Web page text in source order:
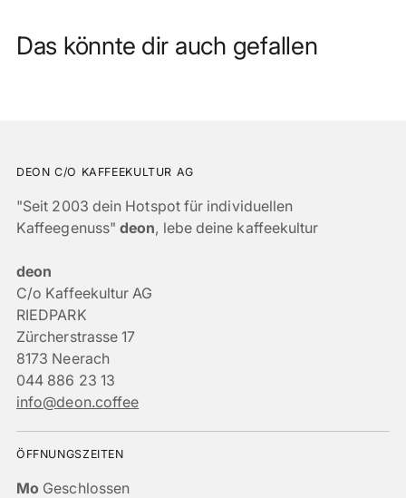
Das könnte dir auch gefallen
DEON C/O KAFFEEKULTUR AG
"Seit 2003 dein Hotspot für individuellen
Kaffeegenuss"deon, lebe deine kaffeekultur
deon
C/o Kaffeekultur AG
RIEDPARK
Zürcherstrasse 17
8173 Neerach
044 886 23 13
info@deon.coffee
ÖFFNUNGSZEITEN
Mo Geschlossen